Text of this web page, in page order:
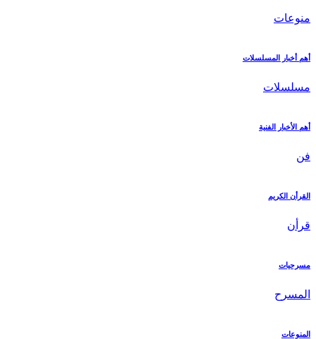
منوعات
أهم أخبار المسلسلات
مسلسلات
أهم الأخبار الفنية
فن
القرأن الكريم
قرأن
مسرحيات
المسرح
المنوعات